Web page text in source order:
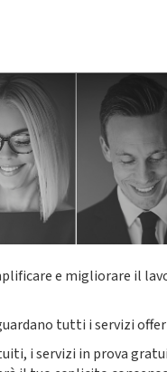
e migliorare il
tutti i servizi
i servizi in prova